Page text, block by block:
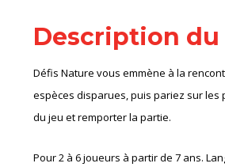
Description
Défis Nature vous emmène à la
espèces disparues, puis pariez sur
du jeu et remporter la partie.
Pour 2 à 6 joueurs à partir de 7 ans.